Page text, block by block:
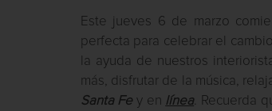
Este jueves 6 de marzo
perfecta para celebrar el
la ayuda de nuestros
más, disfrutar de la música,
Santa Fe y en línea. Recuerda